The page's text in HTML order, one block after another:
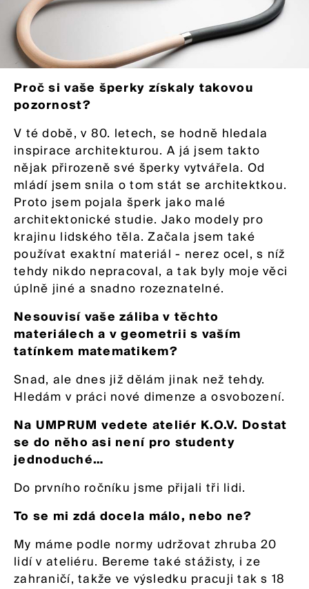
Proč si vaše šperky získaly takovou
pozornost?
V té době, v 80. letech, se hodně hledala
inspirace architekturou. A já jsem takto
nějak přirozeně své šperky vytvářela. Od
mládí jsem snila o tom stát se architektkou.
Proto jsem pojala šperk jako malé
architektonické studie. Jako modely pro
krajinu lidského těla. Začala jsem také
používat exaktní materiál - nerez ocel, s níž
tehdy nikdo nepracoval, a tak byly moje věci
úplně jiné a snadno rozeznatelné.
Nesouvisí vaše záliba v těchto
materiálech a v geometrii s vaším
tatínkem matematikem?
Snad, ale dnes již dělám jinak než tehdy.
Hledám v práci nové dimenze a osvobození.
Na UMPRUM vedete ateliér K.O.V. Dostat
se do něho asi není pro studenty
jednoduché…
Do prvního ročníku jsme přijali tři lidi.
To se mi zdá docela málo, nebo ne?
My máme podle normy udržovat zhruba 20
lidí v ateliéru. Bereme také stážisty, i ze
zahraničí, takže ve výsledku pracuji tak s 18